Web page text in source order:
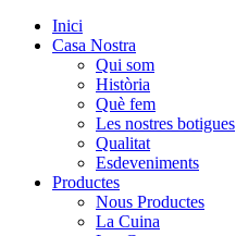
Inici
Casa Nostra
Qui som
Història
Què fem
Les nostres botigues
Qualitat
Esdeveniments
Productes
Nous Productes
La Cuina